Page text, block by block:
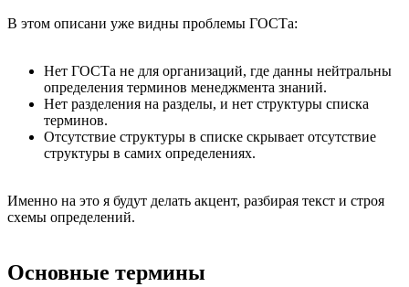
В этом описани уже видны проблемы ГОСТа:
Нет ГОСТа не для организаций, где данны нейтральны
определения терминов менеджмента знаний.
Нет разделения на разделы, и нет структуры списка
терминов.
Отсутствие структуры в списке скрывает отсутствие
структуры в самих определениях.
Именно на это я будут делать акцент, разбирая текст и строя
схемы определений.
Основные термины